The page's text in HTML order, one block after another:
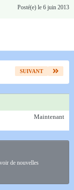
Posté(e) le 6 juin 2013
SUIVANT
Maintenant
de nouvelles